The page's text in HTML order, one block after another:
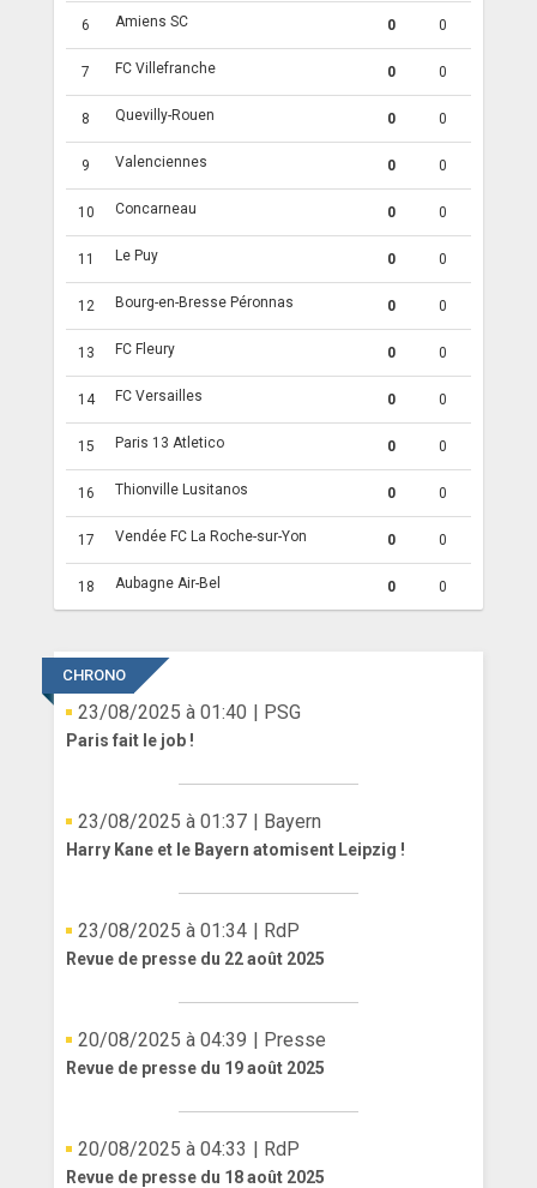
6 Amiens SC 0 0
7 FC Villefranche 0 0
8 Quevilly-Rouen 0 0
9 Valenciennes 0 0
10 Concarneau 0 0
11 Le Puy 0 0
12 Bourg-en-Bresse Péronnas 0 0
13 FC Fleury 0 0
14 FC Versailles 0 0
15 Paris 13 Atletico 0 0
16 Thionville Lusitanos 0 0
17 Vendée FC La Roche-sur-Yon 0 0
18 Aubagne Air-Bel 0 0
CHRONO
23/08/2025 à 01:40 | PSG
Paris fait le job !
23/08/2025 à 01:37 | Bayern
Harry Kane et le Bayern atomisent Leipzig !
23/08/2025 à 01:34 | RdP
Revue de presse du 22 août 2025
20/08/2025 à 04:39 | Presse
Revue de presse du 19 août 2025
20/08/2025 à 04:33 | RdP
Revue de presse du 18 août 2025